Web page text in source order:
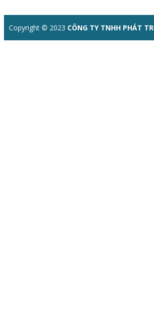
Copyright © 2023 CÔNG TY TNHH PHÁT